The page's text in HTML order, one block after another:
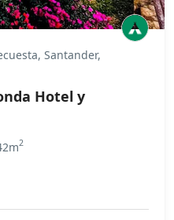
Santander,
Hotel y
2